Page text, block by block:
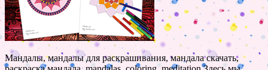
Мандалы, мандалы для раскрашивания, мандала скачать,